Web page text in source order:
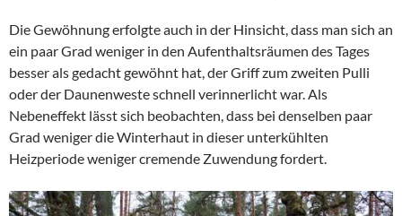
Die Gewöhnung erfolgte auch in der Hinsicht, dass man sich an
ein paar Grad weniger in den Aufenthaltsräumen des Tages
besser als gedacht gewöhnt hat, der Griff zum zweiten Pulli
oder der Daunenweste schnell verinnerlicht war. Als
Nebeneffekt lässt sich beobachten, dass bei denselben paar
Grad weniger die Winterhaut in dieser unterkühlten
Heizperiode weniger cremende Zuwendung fordert.